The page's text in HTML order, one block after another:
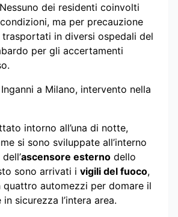
dei residenti coinvolti
ma per precauzione
in diversi ospedali del
per gli accertamenti
a Milano, intervento nella
intorno all’una di notte,
si sono sviluppate all’interno
ascensore esterno dello
sono arrivati i vigili del fuoco,
quattro automezzi per domare il
sicurezza l’intera area.